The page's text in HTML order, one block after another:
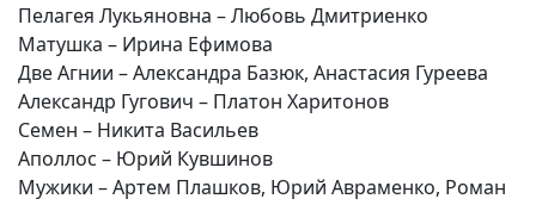
Пелагея Лукьяновна – Любовь Дмитриенко
Матушка – Ирина Ефимова
Две Агнии – Александра Базюк, Анастасия Гуреева
Александр Гугович – Платон Харитонов
Семен – Никита Васильев
Аполлос – Юрий Кувшинов
Мужики – Артем Плашков, Юрий Авраменко, Роман